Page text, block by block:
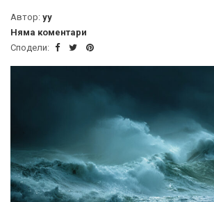
Автор: yy
Няма коментари
Сподели: